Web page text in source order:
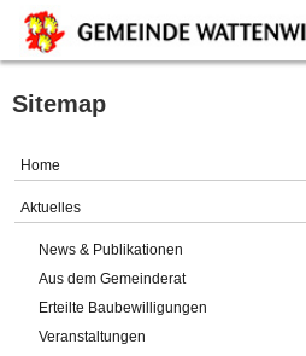
Home
Gemeinde
Verwaltung
Sitemap
Home
Aktuelles
News & Publikationen
Aus dem Gemeinderat
Erteilte Baubewilligungen
Veranstaltungen